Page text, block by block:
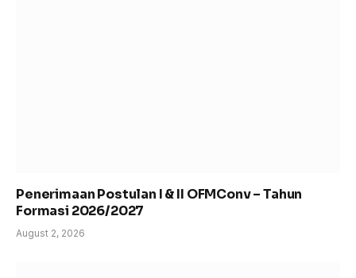
Penerimaan Postulan I & II OFMConv – Tahun
Formasi 2026/2027
August 2, 2026